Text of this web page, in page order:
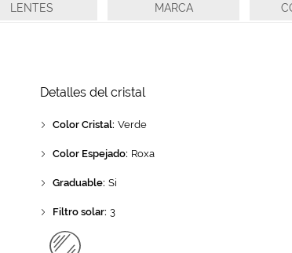
Detalles del cristal
Color Cristal: Verde
Color Espejado: Roxa
Graduable: Si
Filtro solar: 3
LENTES MARCA